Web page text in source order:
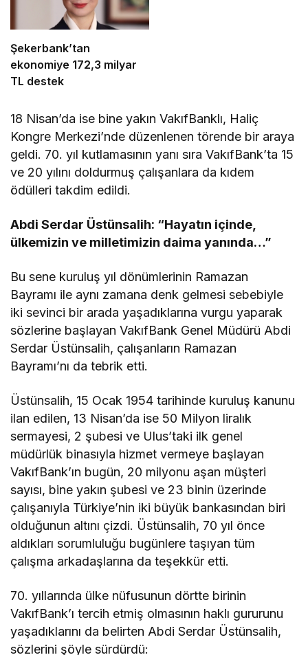
Şekerbank’tan
ekonomiye 172,3 milyar
TL destek
18 Nisan’da ise bine yakın VakıfBanklı, Haliç
Kongre Merkezi’nde düzenlenen törende bir araya
geldi. 70. yıl kutlamasının yanı sıra VakıfBank’ta 15
ve 20 yılını doldurmuş çalışanlara da kıdem
ödülleri takdim edildi.
Abdi Serdar Üstünsalih: “Hayatın içinde,
ülkemizin ve milletimizin daima yanında…”
Bu sene kuruluş yıl dönümlerinin Ramazan
Bayramı ile aynı zamana denk gelmesi sebebiyle
iki sevinci bir arada yaşadıklarına vurgu yaparak
sözlerine başlayan VakıfBank Genel Müdürü Abdi
Serdar Üstünsalih, çalışanların Ramazan
Bayramı’nı da tebrik etti.
Üstünsalih, 15 Ocak 1954 tarihinde kuruluş kanunu
ilan edilen, 13 Nisan’da ise 50 Milyon liralık
sermayesi, 2 şubesi ve Ulus’taki ilk genel
müdürlük binasıyla hizmet vermeye başlayan
VakıfBank’ın bugün, 20 milyonu aşan müşteri
sayısı, bine yakın şubesi ve 23 binin üzerinde
çalışanıyla Türkiye’nin iki büyük bankasından biri
olduğunun altını çizdi. Üstünsalih, 70 yıl önce
aldıkları sorumluluğu bugünlere taşıyan tüm
çalışma arkadaşlarına da teşekkür etti.
70. yıllarında ülke nüfusunun dörtte birinin
VakıfBank’ı tercih etmiş olmasının haklı gururunu
yaşadıklarını da belirten Abdi Serdar Üstünsalih,
sözlerini şöyle sürdürdü: